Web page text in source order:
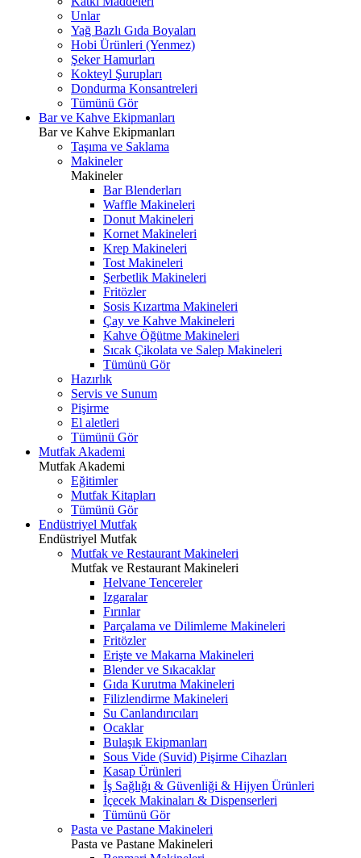
Unlar
Yağ Bazlı Gıda Boyaları
Hobi Ürünleri (Yenmez)
Şeker Hamurları
Kokteyl Şurupları
Dondurma Konsantreleri
Tümünü Gör
Bar ve Kahve Ekipmanları
Bar ve Kahve Ekipmanları
Taşıma ve Saklama
Makineler
Makineler
Bar Blenderları
Waffle Makineleri
Donut Makineleri
Kornet Makineleri
Krep Makineleri
Tost Makineleri
Şerbetlik Makineleri
Fritözler
Sosis Kızartma Makineleri
Çay ve Kahve Makineleri
Kahve Öğütme Makineleri
Sıcak Çikolata ve Salep Makineleri
Tümünü Gör
Hazırlık
Servis ve Sunum
Pişirme
El aletleri
Tümünü Gör
Mutfak Akademi
Mutfak Akademi
Eğitimler
Mutfak Kitapları
Tümünü Gör
Endüstriyel Mutfak
Endüstriyel Mutfak
Mutfak ve Restaurant Makineleri
Mutfak ve Restaurant Makineleri
Helvane Tencereler
Izgaralar
Fırınlar
Parçalama ve Dilimleme Makineleri
Fritözler
Erişte ve Makarna Makineleri
Blender ve Sıkacaklar
Gıda Kurutma Makineleri
Filizlendirme Makineleri
Su Canlandırıcıları
Ocaklar
Bulaşık Ekipmanları
Sous Vide (Suvid) Pişirme Cihazları
Kasap Ürünleri
İş Sağlığı & Güvenliği & Hijyen Ürünleri
İçecek Makinaları & Dispenserleri
Tümünü Gör
Pasta ve Pastane Makineleri
Pasta ve Pastane Makineleri